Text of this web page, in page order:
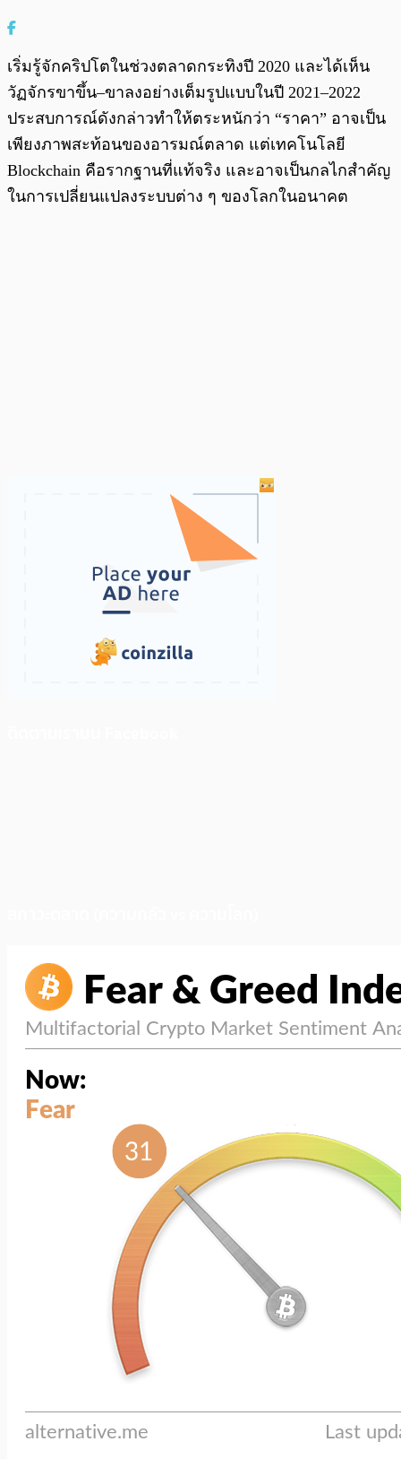
เริ่มรู้จักคริปโตในช่วงตลาดกระทิงปี 2020 และได้เห็น
วัฏจักรขาขึ้น–ขาลงอย่างเต็มรูปแบบในปี 2021–2022
ประสบการณ์ดังกล่าวทำให้ตระหนักว่า “ราคา” อาจเป็น
เพียงภาพสะท้อนของอารมณ์ตลาด แต่เทคโนโลยี
Blockchain คือรากฐานที่แท้จริง และอาจเป็นกลไกสำคัญ
ในการเปลี่ยนแปลงระบบต่าง ๆ ของโลกในอนาคต